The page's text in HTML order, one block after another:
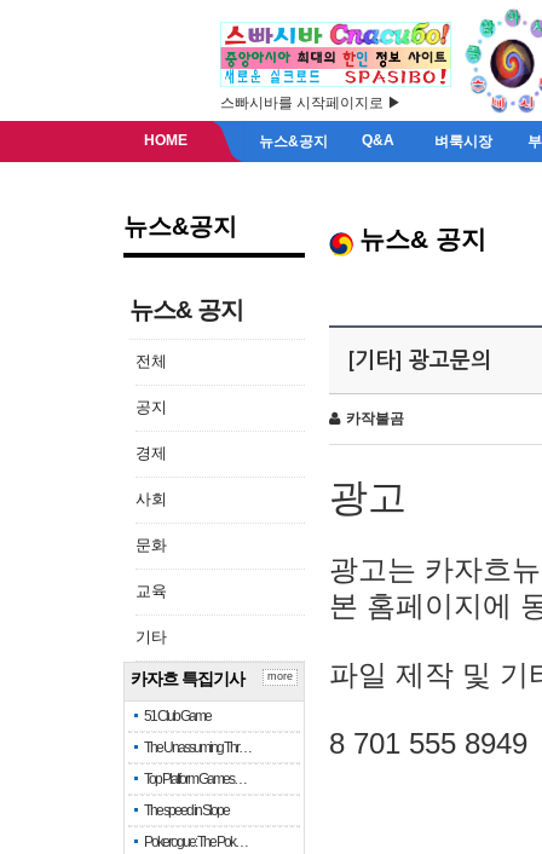
스빠시바를 시작페이지로 ▶
HOME 뉴스&공지 Q&A 벼룩시장
뉴스&공지
뉴스& 공지
전체
공지
경제
사회
문화
교육
기타
카자흐 특집기사
51 Club Game
The Unassuming Thr…
Top Platform Games…
The speed in Slope
Pokerogue: The Pok…
more
뉴스& 공지
[기타] 광고문의
카작불곰
광고
광고는 카자흐
본 홈페이지에
파일 제작 및 기
8 701 555 8949